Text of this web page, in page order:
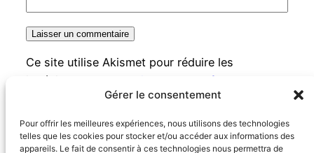
Gérer le consentement
Pour offrir les meilleures expériences, nous utilisons des technologies
telles que les cookies pour stocker et/ou accéder aux informations des
appareils. Le fait de consentir à ces technologies nous permettra de
Ce site utilise Akismet pour réduire les
indésirables.
En savoir plus sur la façon dont
les données de vos commentaires sont traitées